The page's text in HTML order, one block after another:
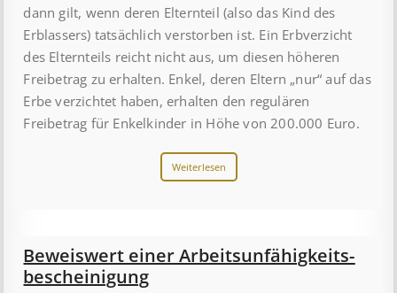
dann gilt, wenn deren Elternteil (also das Kind des
Erblassers) tatsächlich verstorben ist. Ein Erbverzicht
des Elternteils reicht nicht aus, um diesen höheren
Freibetrag zu erhalten. Enkel, deren Eltern „nur“ auf das
Erbe verzichtet haben, erhalten den regulären
Freibetrag für Enkelkinder in Höhe von 200.000 Euro.
Weiterlesen
Beweis­wert einer Arbeits­un­fähig­keits­
be­scheinig­ung